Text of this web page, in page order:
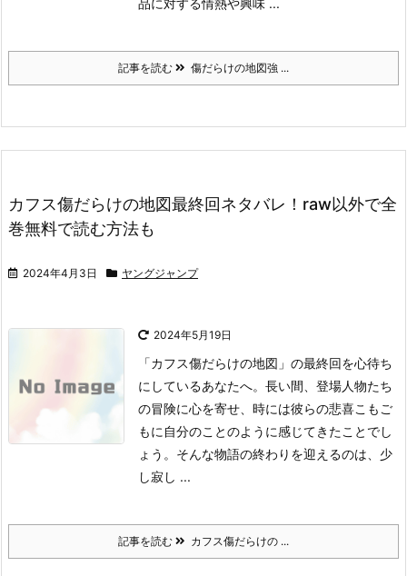
品に対する情熱や興味 ...
記事を読む 傷だらけの地図強 ...
カフス傷だらけの地図最終回ネタバレ！raw以外で全
巻無料で読む方法も
2024年4月3日 ヤングジャンプ
2024年5月19日
「カフス傷だらけの地図」の最終回を心待ち
にしているあなたへ。 長い間、登場人物たち
の冒険に心を寄せ、時には彼らの悲喜こもご
もに自分のことのように感じてきたことでし
ょう。 そんな物語の終わりを迎えるのは、少
し寂し ...
記事を読む カフス傷だらけの ...